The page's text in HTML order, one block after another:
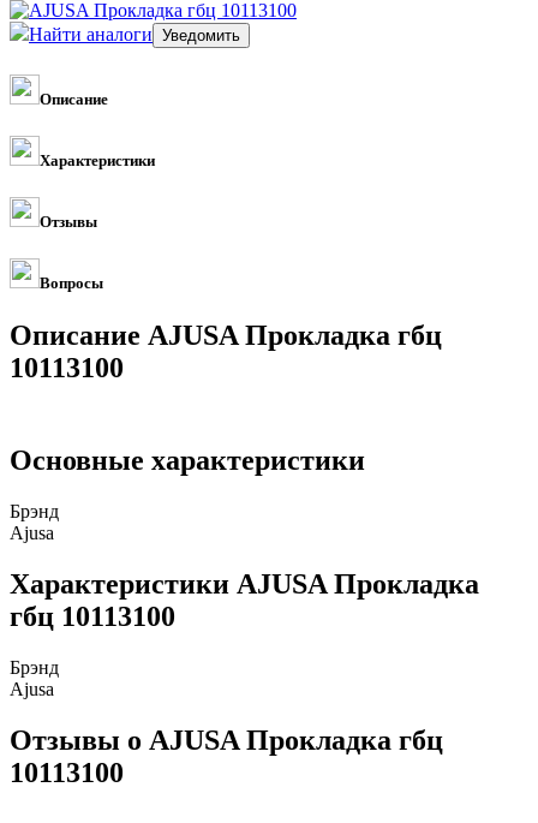
Найти аналоги
Описание
Характеристики
Отзывы
Вопросы
Описание AJUSA Прокладка гбц
10113100
Основные характеристики
Брэнд
Ajusa
Характеристики AJUSA Прокладка
гбц 10113100
Брэнд
Ajusa
Отзывы о AJUSA Прокладка гбц
10113100